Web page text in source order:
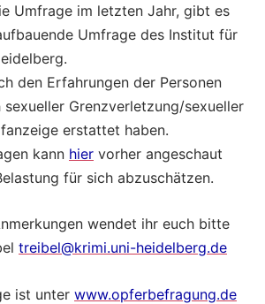
Umfrage im letzten Jahr, gibt es
Umfrage des Institut für
den Erfahrungen der Personen
Grenzverletzung/sexueller
erstattet haben.
kann hier vorher angeschaut
für sich abzuschätzen.
wendet ihr euch bitte
treibel@krimi.uni-heidelberg.de
ist unter www.opferbefragung.de